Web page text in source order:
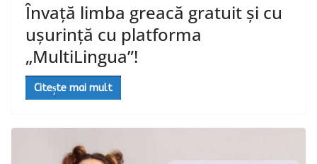
Învață limba greacă gratuit și cu
ușurință cu platforma
„MultiLingua”!
Citește mai mult